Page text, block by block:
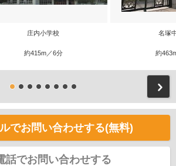
庄内小学校
約415m／6分
名塚
約
でお問い合わせする(無料)
話でお問い合わせする